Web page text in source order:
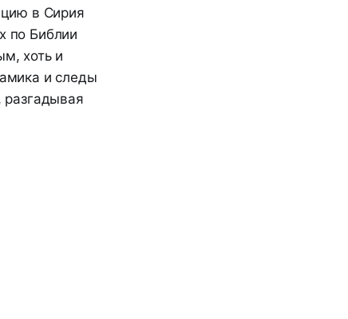
в Сирия
по Библии
хоть и
и следы
разгадывая